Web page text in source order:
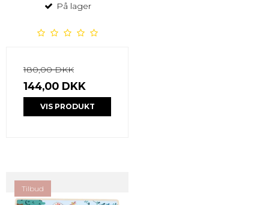
På lager
180,00 DKK
144,00 DKK
VIS PRODUKT
Tilbud